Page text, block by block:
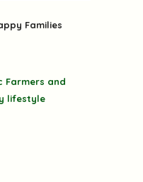
Families
Farmers and
lifestyle